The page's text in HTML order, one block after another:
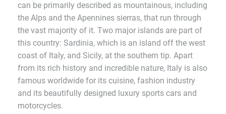
can be primarily described as mountainous, including
the Alps and the Apennines sierras, that run through
the vast majority of it. Two major islands are part of
this country: Sardinia, which is an island off the west
coast of Italy, and Sicily, at the southern tip. Apart
from its rich history and incredible nature, Italy is also
famous worldwide for its cuisine, fashion industry
and its beautifully designed luxury sports cars and
motorcycles.